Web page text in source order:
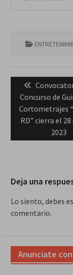
entradas
Previous
post:
Concurso de
Cortometrajes
RD” cierra el
2023
Deja una
Lo siento, debes
comentario.
Anunciate